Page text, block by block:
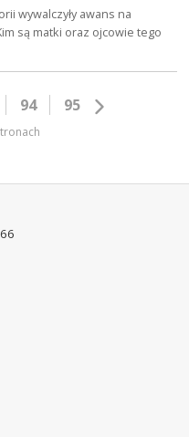
wywalczyły awans na
są matki oraz ojcowie tego
94 95